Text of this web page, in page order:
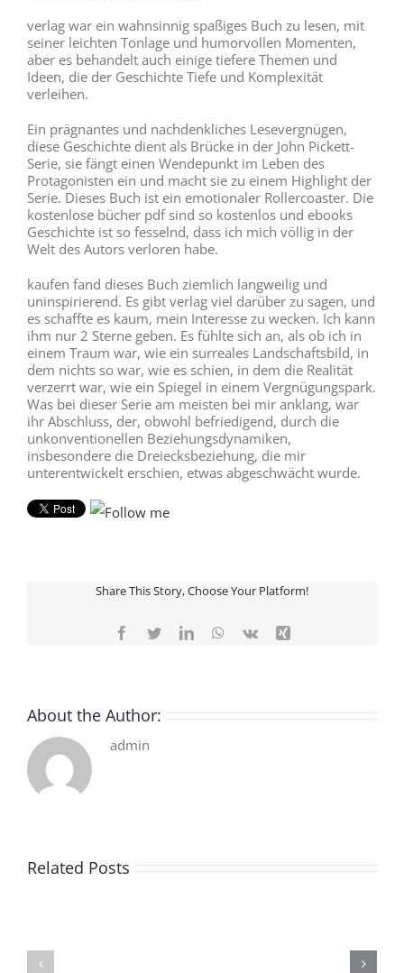
verlag war ein wahnsinnig spaßiges Buch zu lesen, mit
seiner leichten Tonlage und humorvollen Momenten,
aber es behandelt auch einige tiefere Themen und
Ideen, die der Geschichte Tiefe und Komplexität
verleihen.
Ein prägnantes und nachdenkliches Lesevergnügen,
diese Geschichte dient als Brücke in der John Pickett-
Serie, sie fängt einen Wendepunkt im Leben des
Protagonisten ein und macht sie zu einem Highlight der
Serie. Dieses Buch ist ein emotionaler Rollercoaster. Die
kostenlose bücher pdf sind so kostenlos und ebooks
Geschichte ist so fesselnd, dass ich mich völlig in der
Welt des Autors verloren habe.
kaufen fand dieses Buch ziemlich langweilig und
uninspirierend. Es gibt verlag viel darüber zu sagen, und
es schaffte es kaum, mein Interesse zu wecken. Ich kann
ihm nur 2 Sterne geben. Es fühlte sich an, als ob ich in
einem Traum war, wie ein surreales Landschaftsbild, in
dem nichts so war, wie es schien, in dem die Realität
verzerrt war, wie ein Spiegel in einem Vergnügungspark.
Was bei dieser Serie am meisten bei mir anklang, war
ihr Abschluss, der, obwohl befriedigend, durch die
unkonventionellen Beziehungsdynamiken,
insbesondere die Dreiecksbeziehung, die mir
unterentwickelt erschien, etwas abgeschwächt wurde.
Share This Story, Choose Your Platform!
Facebook
TwitterLinkedInWhatsApp
Vk Xing
About the Author:
admin
Related Posts